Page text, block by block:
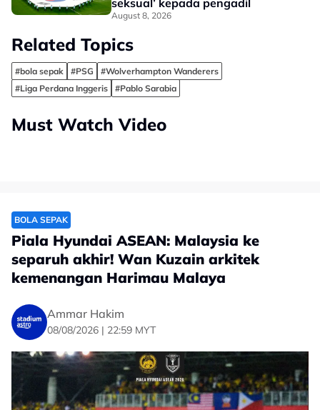
seksual’ kepada pengadil
August 8, 2026
Related Topics
#bola sepak #PSG
#Wolverhampton Wanderers
#Liga Perdana Inggeris
#Pablo Sarabia
Must Watch Video
BOLA SEPAK
Piala Hyundai ASEAN: Malaysia ke
separuh akhir! Wan Kuzain arkitek
kemenangan Harimau Malaya
Ammar Hakim
08/08/2026 | 22:59 MYT